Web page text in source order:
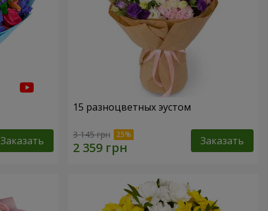
Заказать
15 разноцветных эустом
3 145 грн Заказать